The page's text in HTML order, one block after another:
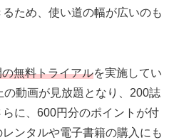
ため、使い道の幅が広いのも
無料トライアルを実施してい
の動画が見放題となり、200誌
に、600円分のポイントが付
ンタルや電子書籍の購入にも